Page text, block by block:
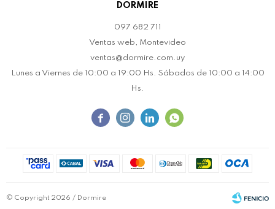
DORMIRE
097 682 711
Ventas web, Montevideo
ventas@dormire.com.uy
Lunes a Viernes de 10:00 a 19:00 Hs. Sábados de 10:00 a 14:00
Hs.
   
© Copyright 2026 / Dormire